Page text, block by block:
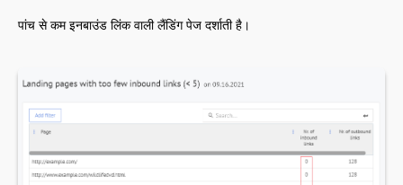
पांच से कम इनबाउंड लिंक वाली लैंडिंग पेज दर्शाती है।